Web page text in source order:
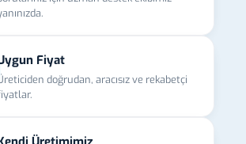
Fiyat
doğrudan, aracısız ve rekabetçi